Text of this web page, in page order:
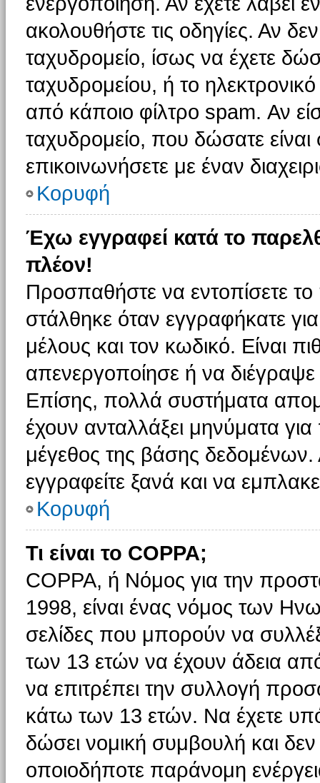
ακολουθήστε τις οδηγίες. Αν
ταχυδρομείο, ίσως να έχετε
ταχυδρομείου, ή το
από κάποιο φίλτρο spam. Αν
ταχυδρομείο, που δώσατε
επικοινωνήσετε με έναν
Κορυφή
Έχω εγγραφεί κατά το
πλέον!
Προσπαθήστε να εντοπίσετε
στάλθηκε όταν εγγραφήκατε
μέλους και τον κωδικό. Είναι
απενεργοποίησε ή να
Επίσης, πολλά συστήματα
έχουν ανταλλάξει μηνύματα
μέγεθος της βάσης
εγγραφείτε ξανά και να
Κορυφή
Τι είναι το COPPA;
COPPA, ή Νόμος για την
1998, είναι ένας νόμος των
σελίδες που μπορούν να
των 13 ετών να έχουν άδεια
να επιτρέπει την συλλογή
κάτω των 13 ετών. Να έχετε
δώσει νομική συμβουλή και δεν
οποιοδήποτε παράνομη